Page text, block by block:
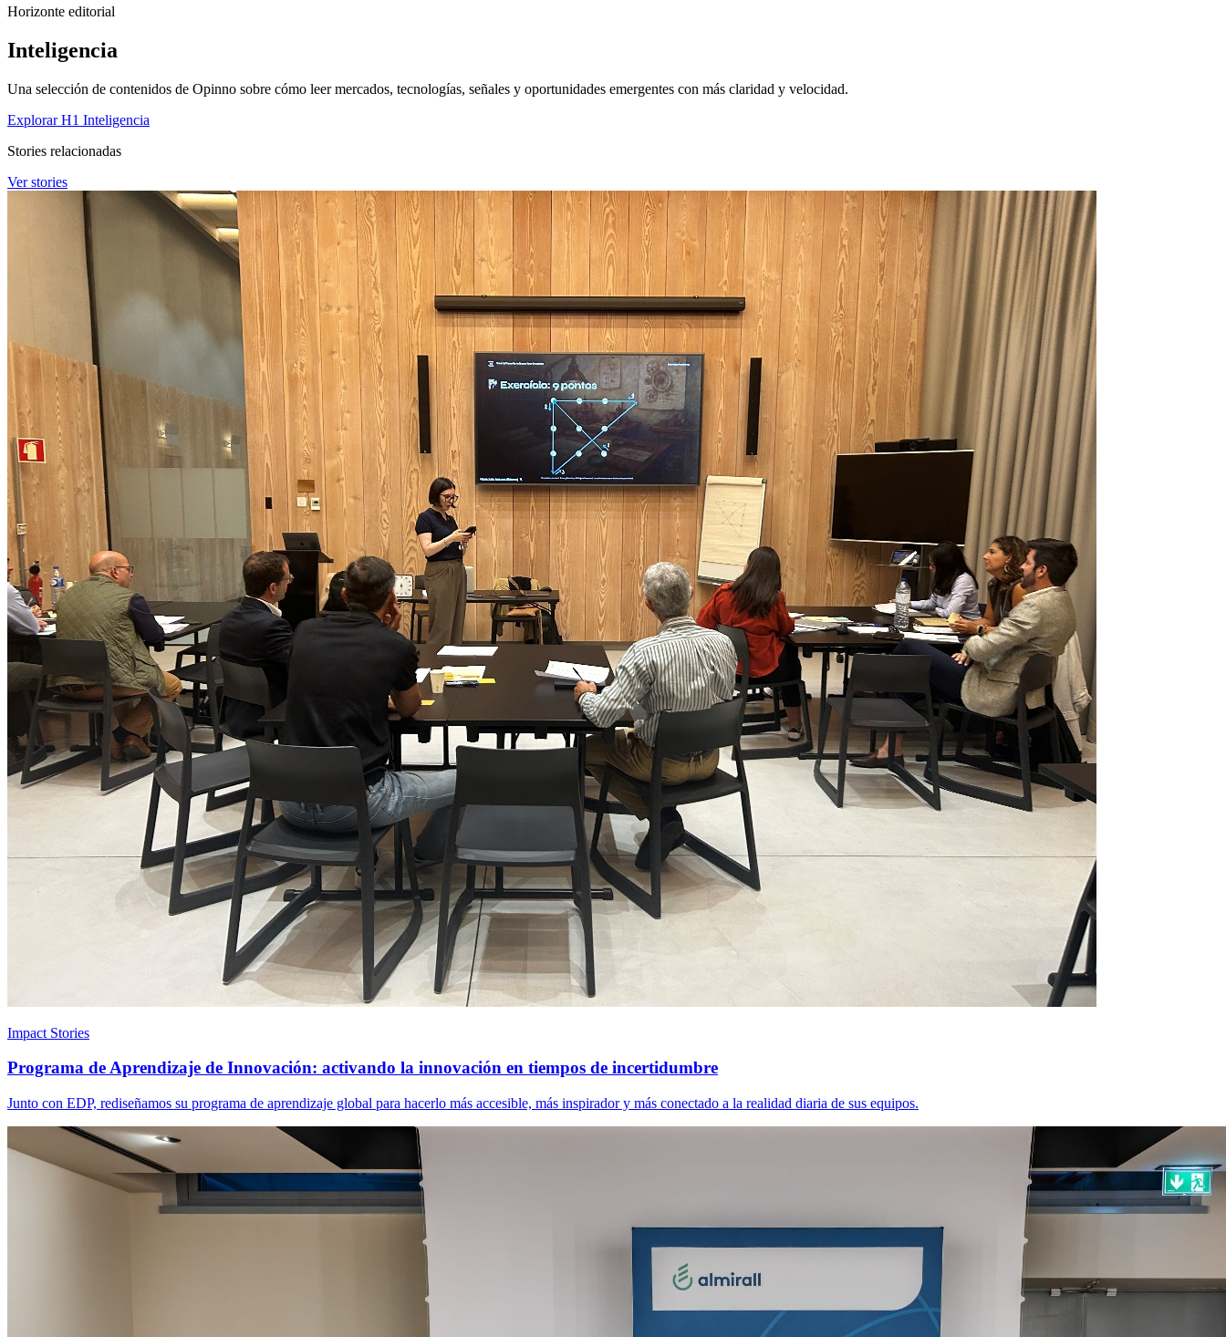
Horizonte editorial
Inteligencia
Una selección de contenidos de Opinno sobre cómo leer mercados, tecnologías, señales y oportunidades emergentes con más claridad y velocidad.
Explorar H1 Inteligencia
Stories relacionadas
Ver stories
Impact Stories
Programa de Aprendizaje de Innovación: activando la innovación en tiempos de incertidumbre
Junto con EDP, rediseñamos su programa de aprendizaje global para hacerlo más accesible, más inspirador y más conectado a la realidad diaria de sus equipos.